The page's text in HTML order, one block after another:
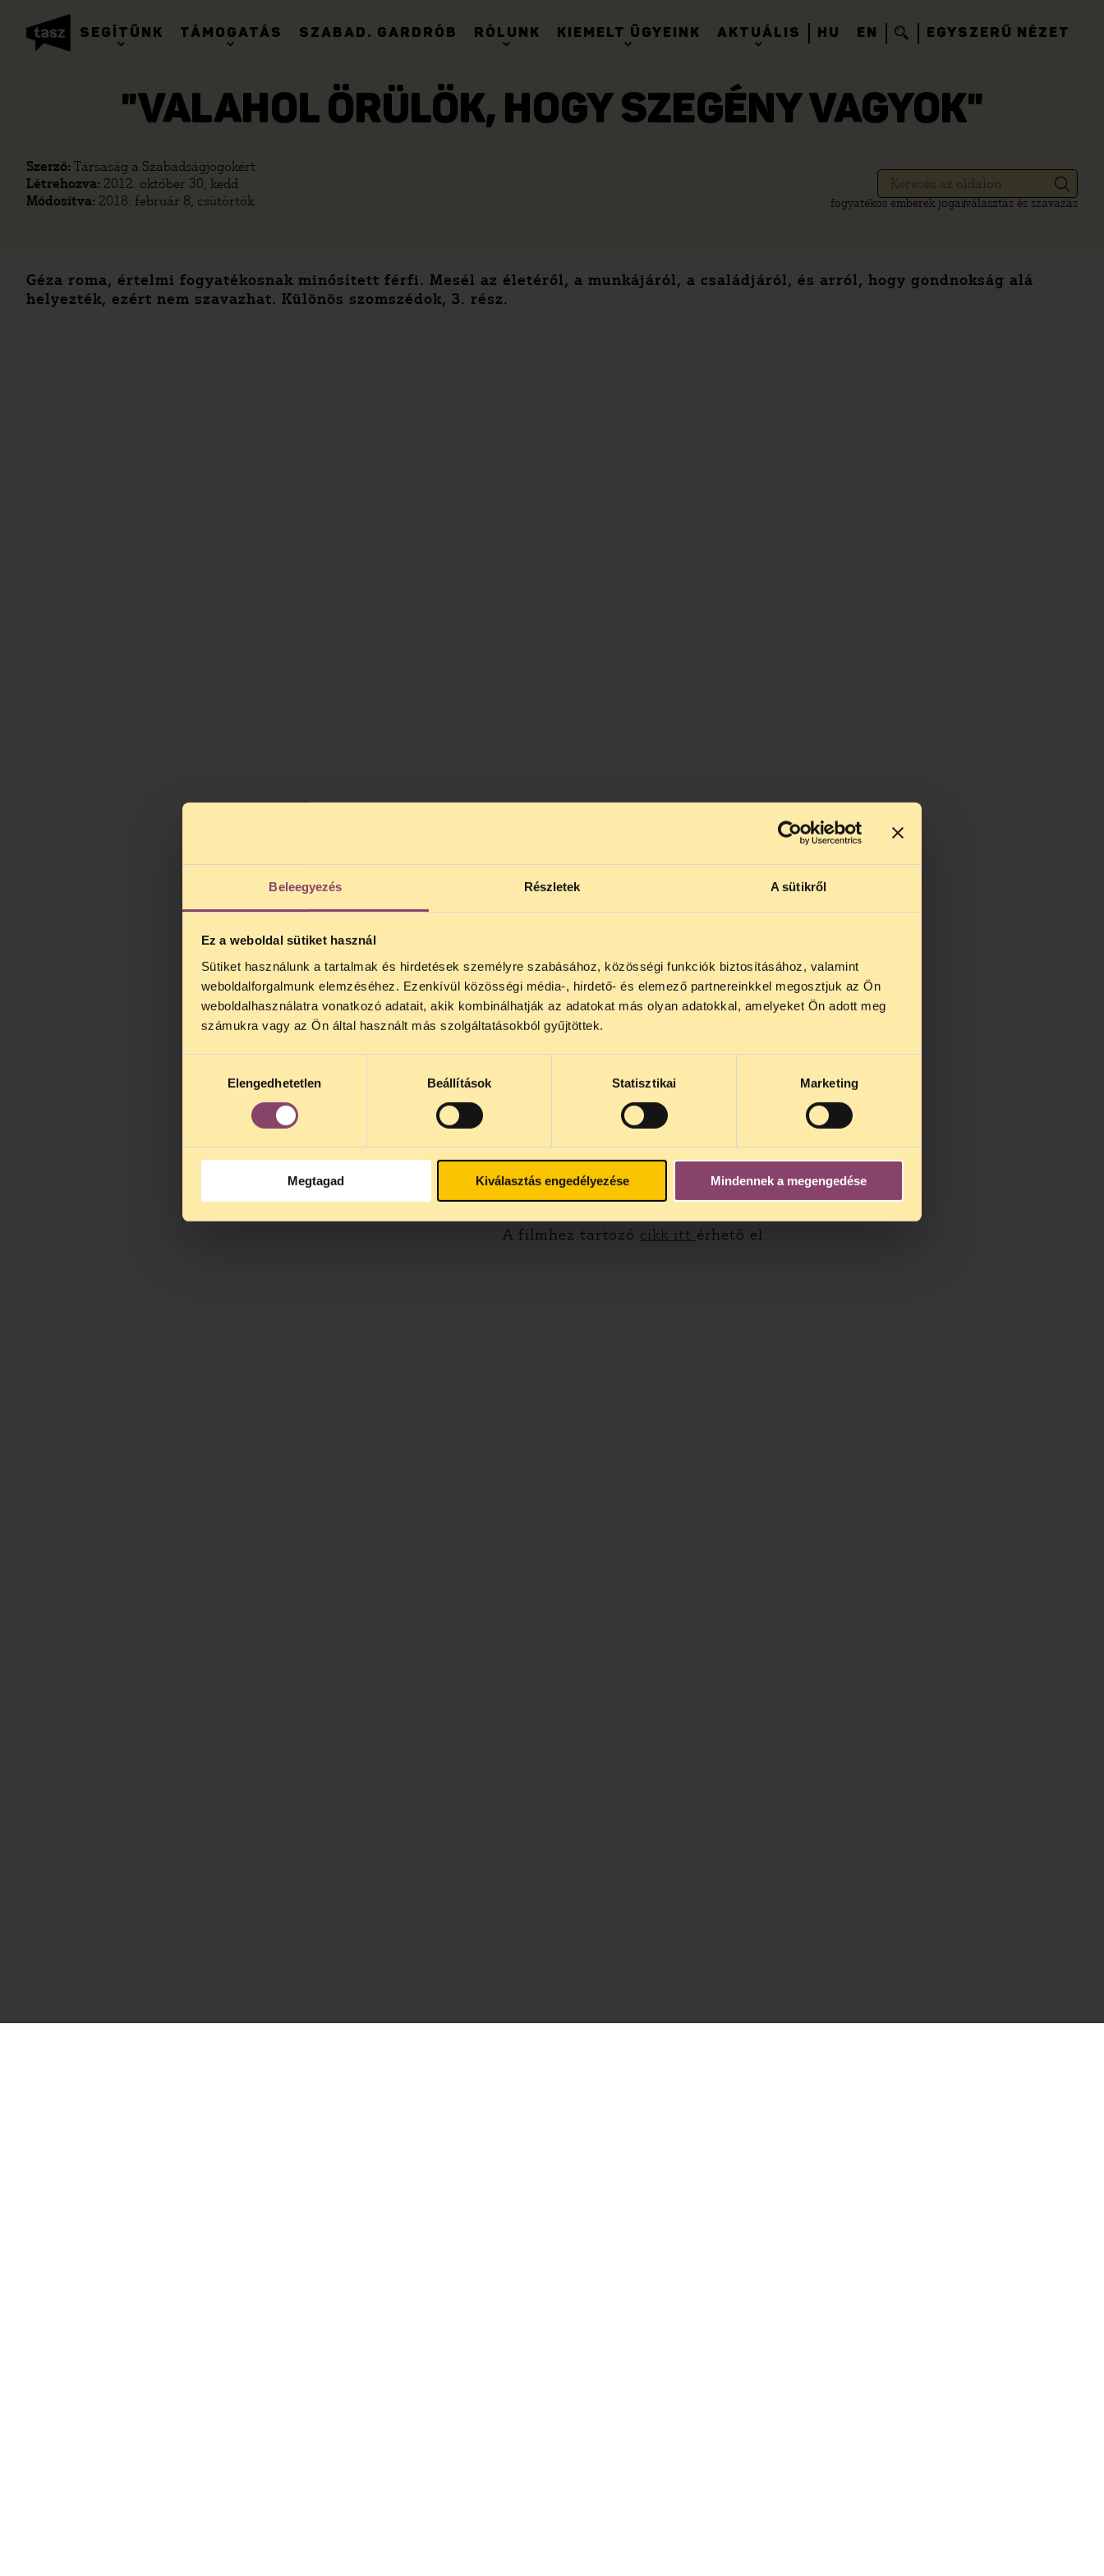
Beleegyezés Részletek A sütikről
Ez a weboldal sütiket használ
Sütiket használunk a tartalmak és hirdetések személyre szabásához, közösségi funkciók biztosításához, valamint
weboldalforgalmunk elemzéséhez. Ezenkívül közösségi média-, hirdető- és elemező partnereinkkel megosztjuk az Ön
weboldalhasználatra vonatkozó adatait, akik kombinálhatják az adatokat más olyan adatokkal, amelyeket Ön adott meg
számukra vagy az Ön által használt más szolgáltatásokból gyűjtöttek.
kiválasztásaElengedhetetlen Beállítások Statisztikai Marketing
Megtagad Kiválasztás engedélyezése Mindennek a megengedése
SEGÍTÜNK TÁMOGATÁS SZABAD. GARDRÓB RÓLUNK KIEMELT ÜGYEINK AKTUÁLIS HU EN EGYSZERŰ NÉZET
"VALAHOL ÖRÜLÖK, HOGY SZEGÉNY VAGYOK"
Szerző: Társaság a Szabadságjogokért
Létrehozva: 2012. október 30, kedd
Módosítva: 2018. február 8, csütörtök fogyatékos emberek jogaiválasztás és szavazás
Géza roma, értelmi fogyatékosnak minősített férfi. Mesél az életéről, a munkájáról, a családjáról, és arról, hogy gondnokság alá
helyezték, ezért nem szavazhat. Különös szomszédok, 3. rész.
A filmhez tartozó cikk itt érhető el.
TELEFONOS JOGSEGÉLY SZÜNET!
Kedves érdeklődő, Tájékoztatjuk, hogy
telefonos jogsegélyünk július 27 és
augusztus 24 között szünetel
. Az első telefonos jogsegély
augusztus 25-én
kedden, 13 és 15 óra között lesz
jogsegely@tasz.hu
alatt is elér minket.